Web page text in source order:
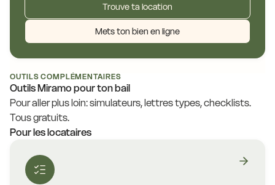
Trouve ta location
Mets ton bien en ligne
OUTILS COMPLÉMENTAIRES
Outils Miramo pour ton bail
Pour aller plus loin: simulateurs, lettres types, checklists.
Tous gratuits.
Pour les locataires